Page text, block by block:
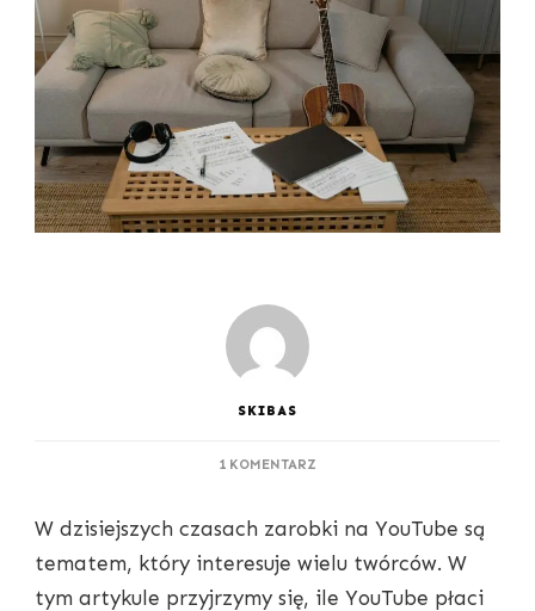
SKIBAS
1 KOMENTARZ
PŁACI
ZA
WYŚWIETLEŃ
W dzisiejszych czasach zarobki na YouTube są
tematem, który interesuje wielu twórców. W
tym artykule przyjrzymy się, ile YouTube płaci